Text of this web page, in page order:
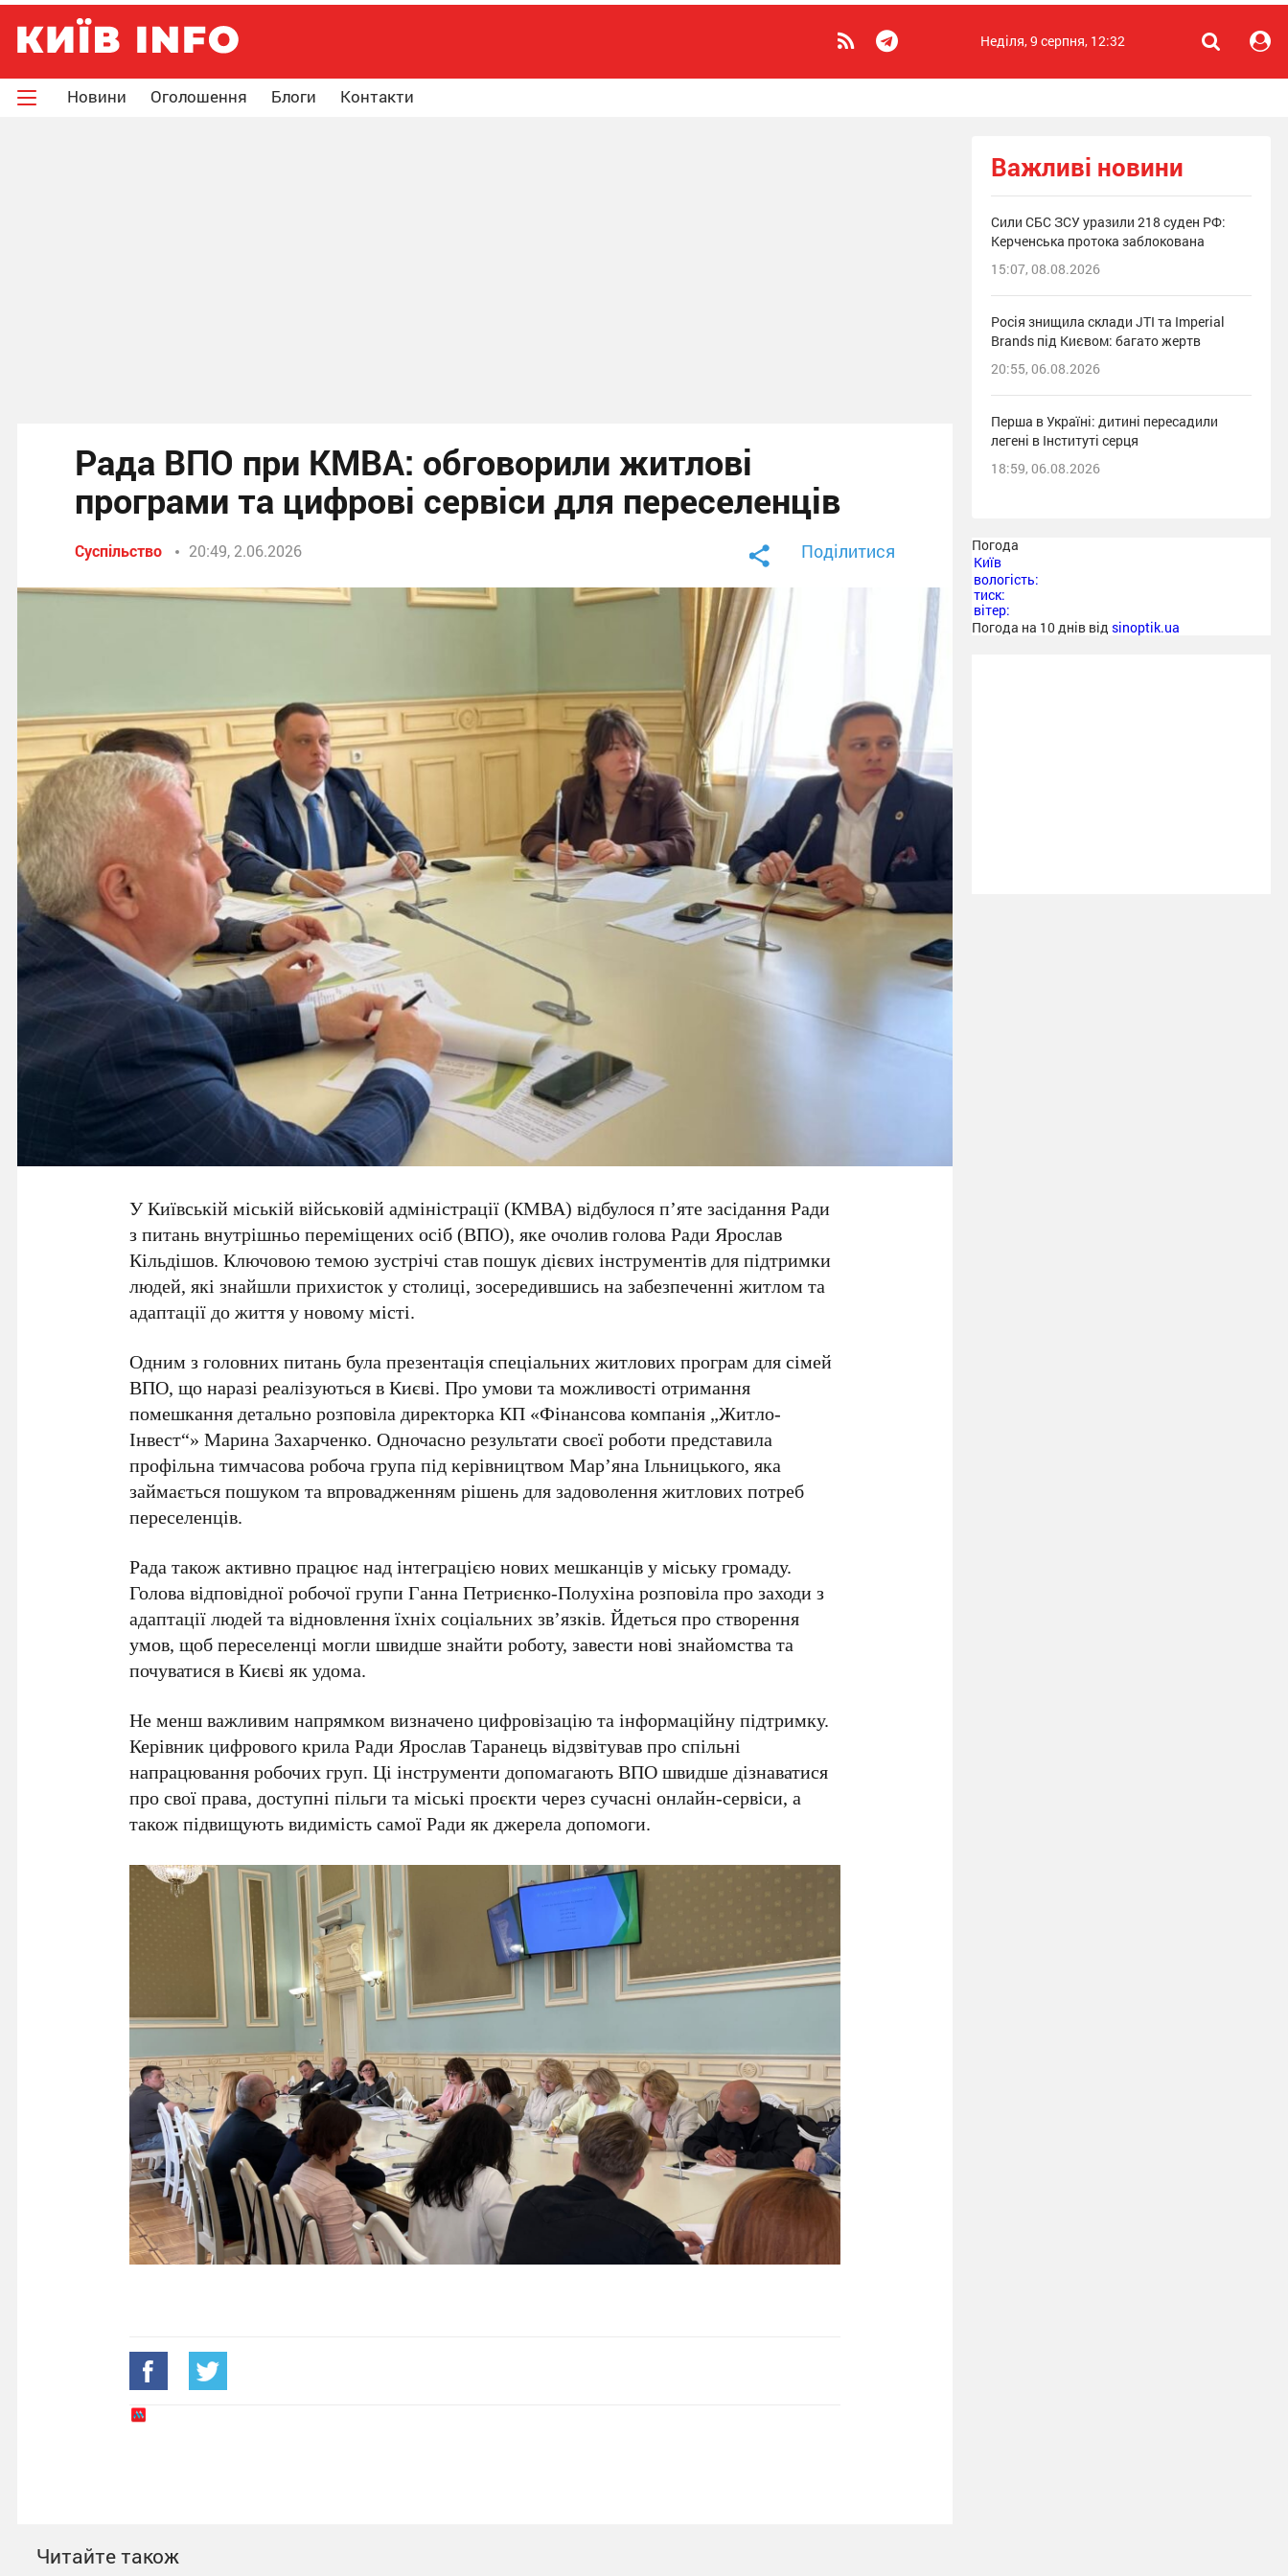
Неділя, 9 серпня, 12:32
Новини Оголошення Блоги Контакти
Рада ВПО при КМВА: обговорили житлові
програми та цифрові сервіси для переселенців
Суспільство 20:49, 2.06.2026 Поділитися
УКиївській міській військовій адміністрації (КМВА) відбулося п’яте засіданняРади
з питань внутрішньо переміщених осіб (ВПО), яке очоливголова Ради Ярослав
Кільдішов. Ключовою темою зустрічі став пошук дієвих інструментів для підтримки
людей, які знайшли прихисток у столиці, зосередившись на забезпеченні житлом та
адаптації до життя у новому місті.
Одним з головних питань була презентація спеціальних житлових програм для сімей
ВПО, що наразі реалізуються в Києві. Про умови та можливості отримання
помешкання детально розповіладиректорка КП «Фінансова компанія „Житло-
Інвест“» Марина Захарченко. Одночасно результати своєї роботи представила
профільна тимчасова робоча група під керівництвомМар’яна Ільницького, яка
займається пошуком та впровадженням рішень для задоволення житлових потреб
переселенців.
Рада також активно працює над інтеграцією нових мешканців у міську громаду.
Голова відповідної робочої групи Ганна Петриєнко-Полухінарозповіла про заходи з
адаптації людей та відновлення їхніх соціальних зв’язків. Йдеться про створення
умов, щоб переселенці могли швидше знайти роботу, завести нові знайомства та
почуватися в Києві як удома.
Не менш важливим напрямком визначено цифровізацію та інформаційну підтримку.
Керівник цифрового крила Ради Ярослав Таранецьвідзвітував про спільні
напрацювання робочих груп. Ці інструменти допомагаютьВПОшвидше дізнаватися
про свої права, доступні пільги та міські проєкти через сучасні онлайн-сервіси, а
також підвищують видимість самої Ради як джерела допомоги.
Читайте також
Важливі новини
Сили СБС ЗСУ уразили 218 суден РФ:
Керченська протока заблокована
15:07, 08.08.2026
Росія знищила склади JTI та Imperial
Brands під Києвом: багато жертв
20:55, 06.08.2026
Перша в Україні: дитині пересадили
легені в Інституті серця
18:59, 06.08.2026
Погода
Київ
вологість:
тиск:
вітер:
Погода на 10 днів від sinoptik.ua